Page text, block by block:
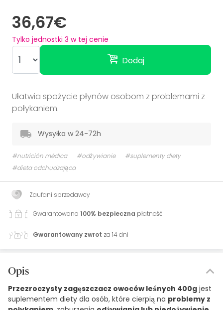
36,67€
Tylko jednostki 3 w tej cenie
Dodaj
Ułatwia spożycie płynów osobom z problemami z
połykaniem.
Wysyłka w 24-72h
#nutrición médica #odżywianie
#suplementy diety
#dieta odchudzająca
Zaufani sprzedawcy
Gwarantowana 100% bezpieczna płatność
Gwarantowany zwrot za 14 dni
Opis
Przezroczysty zagęszczacz owoców leśnych 400g jest
suplementem diety dla osób, które cierpią na problemy z